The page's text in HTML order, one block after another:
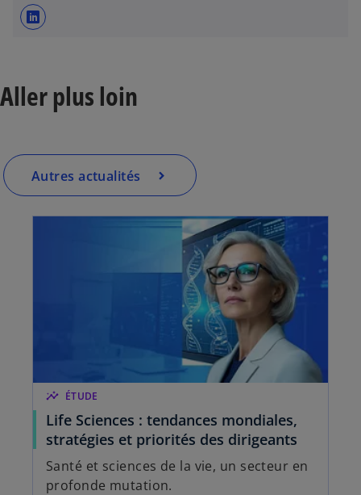
s
v
d
a
n
s
n
l
Aller plus loin
Autres actualités
insights ÉTUDE
Life Sciences : tendances mondiales,
stratégies et priorités des dirigeants
Santé et sciences de la vie, un secteur en
profonde mutation.